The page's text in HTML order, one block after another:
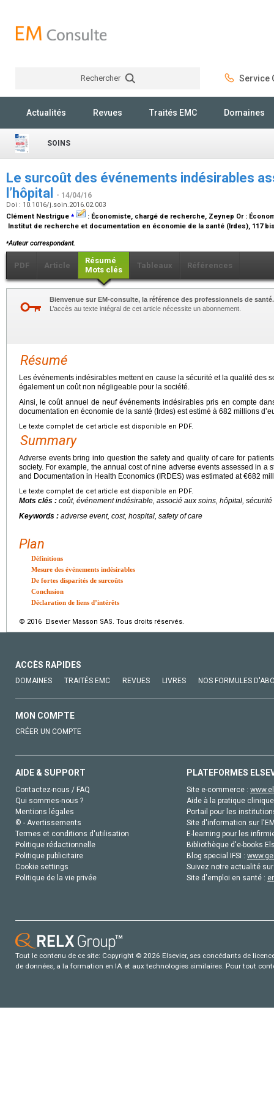
Rechercher Service
Actualités Revues Traités EMC Domaines
SOINS
Le surcoût des événements indésirables
l’hôpital
- 14/04/16
Doi : 10.1016/j.soin.2016.02.003
Clément Nestrigue ⁎ : Économiste, chargé de recherche, Zeynep Or :
Institut de recherche et documentation en économie de la santé (Irdes), 117
⁎Auteur correspondant.
PDF Article
Résumé
Mots clés
Tableaux Références
Bienvenue sur EM-consulte, la référence des professionnels de santé.
L’accès au texte intégral de cet article nécessite un abonnement.
Résumé
Les événements indésirables mettent en cause la sécurité et la qualité des
également un coût non négligeable pour la société.
Ainsi, le coût annuel de neuf événements indésirables pris en compte
documentation en économie de la santé (Irdes) est estimé à 682 millions
Le texte complet de cet article est disponible en PDF.
Summary
Adverse events bring into question the safety and quality of care for
society. For example, the annual cost of nine adverse events assessed in a
and Documentation in Health Economics (IRDES) was estimated at €682
Le texte complet de cet article est disponible en PDF.
Mots clés : coût, événement indésirable, associé aux soins, hôpital,
Keywords : adverse event, cost, hospital, safety of care
Plan
Définitions
Mesure des événements indésirables
De fortes disparités de surcoûts
Conclusion
Déclaration de liens d’intérêts
© 2016 Elsevier Masson SAS. Tous droits réservés.
ACCÈS RAPIDES
DOMAINES TRAITÉS EMC REVUES LIVRES NOS FORMULES
MON COMPTE
CRÉER UN COMPTE
AIDE & SUPPORT
Contactez-nous / FAQ
Qui sommes-nous ?
Mentions légales
© - Avertissements
Termes et conditions d'utilisation
Politique rédactionnelle
Politique publicitaire
Cookie settings
Politique de la vie privée
PLATEFORMES
Site e-commerce :
Aide à la pratique
Portail pour les
Site d'information sur
E-learning pour les
Bibliothèque d'e-books
Blog special IFSI :
Suivez notre actualité
Site d'emploi en santé :
Tout le contenu de ce site: Copyright © 2026 Elsevier, ses concédants de
de données, a la formation en IA et aux technologies similaires. Pour tout